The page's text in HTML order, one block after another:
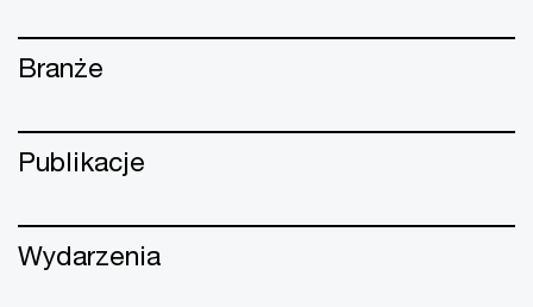
Branże
Publikacje
Wydarzenia